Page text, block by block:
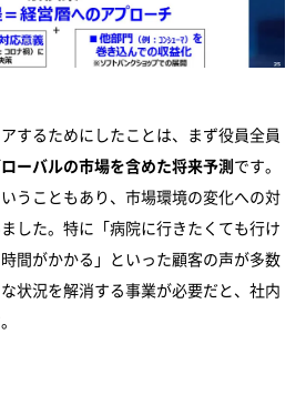
するためにしたことは、まず役員全員
ーバルの市場を含めた将来予測 です。
うこともあり、市場環境の変化への対
した。特に「病院に行きたくても行け
間がかかる」といった顧客の声が多数
状況を解消する事業が必要だと、社内